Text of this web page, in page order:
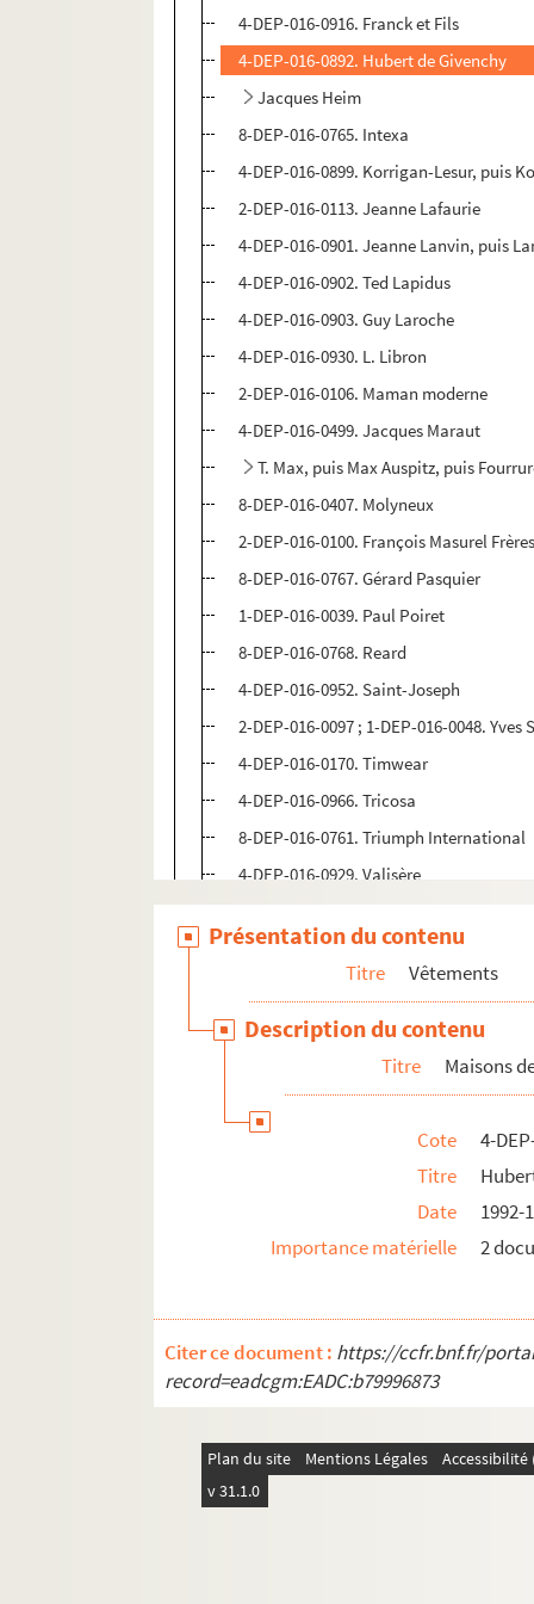
4-DEP-016-0916. Franck et Fils
4-DEP-016-0892. Hubert de Givenchy
Jacques Heim
8-DEP-016-0765. Intexa
4-DEP-016-0899. Korrigan-Lesur, puis
2-DEP-016-0113. Jeanne Lafaurie
4-DEP-016-0901. Jeanne Lanvin, puis
4-DEP-016-0902. Ted Lapidus
4-DEP-016-0903. Guy Laroche
4-DEP-016-0930. L. Libron
2-DEP-016-0106. Maman moderne
4-DEP-016-0499. Jacques Maraut
T. Max, puis Max Auspitz, puis
8-DEP-016-0407. Molyneux
2-DEP-016-0100. François Masurel
8-DEP-016-0767. Gérard Pasquier
1-DEP-016-0039. Paul Poiret
8-DEP-016-0768. Reard
4-DEP-016-0952. Saint-Joseph
2-DEP-016-0097 ; 1-DEP-016-0048.
4-DEP-016-0170. Timwear
4-DEP-016-0966. Tricosa
8-DEP-016-0761. Triumph International
4-DEP-016-0929. Valisère
8-DEP-016-0798. Madeleine Vionnet
Chaussures
Chapeaux
Présentation du contenu
Titre Vêtements
Description du contenu
Titre Maisons
Cote
4-
Titre
Date
1992-
Importance matérielle
2
Citer ce document : https://ccfr.bnf.fr/
record=eadcgm:EADC:b79996873
Plan du site Mentions Légales
v 31.1.0